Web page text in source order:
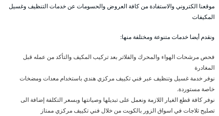
موقعنا الكتروني والاستفادة من كافة العروض والحسومات عن خدمات التنظيف وغسيل
المكيفات
ونقدم أيضا خدمات متنوعة ومختلفة منها:
فحص مرشحات الهواء والمحرك والفلاتر بعد تركيب المكيف والتأكد من عمله قبل
المغادرة
نوفر خدمة غسيل وتنظيف عبر فني تكييف مركزي هندي باستخدام معدات ومضخات
خاصة مستوردة.
نوفر كافة قطع الغيار اللازمة ونعمل على تبديلها وصيانتها وبسعر التكلفة إضافة الى
تصليح ثلاجات في اسواق الزور بالكويت من خلال فني تكييف مركزي ممتاز